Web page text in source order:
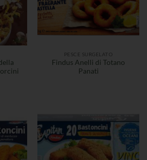
PESCE SURGELATO
Findus Anelli di Totano
Panati